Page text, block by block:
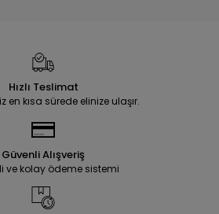
Hızlı Teslimat
en kısa sürede elinize ulaşır.
Güvenli Alışveriş
ve kolay ödeme sistemi